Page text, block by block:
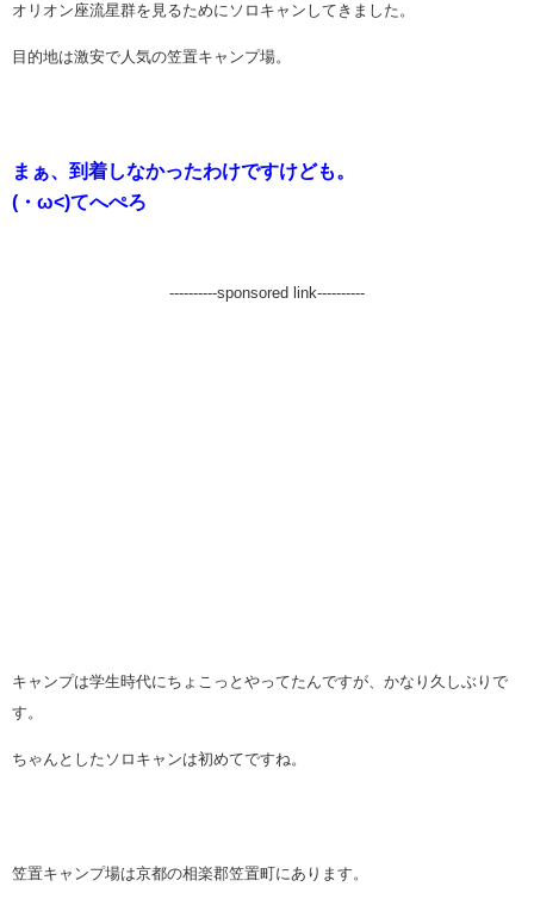
オリオン座流星群を見るためにソロキャンしてきました。
目的地は激安で人気の笠置キャンプ場。
まぁ、到着しなかったわけですけども。
(・ω<)てへぺろ
----------sponsored link----------
キャンプは学生時代にちょこっとやってたんですが、かなり久しぶりで
す。
ちゃんとしたソロキャンは初めてですね。
笠置キャンプ場は京都の相楽郡笠置町にあります。